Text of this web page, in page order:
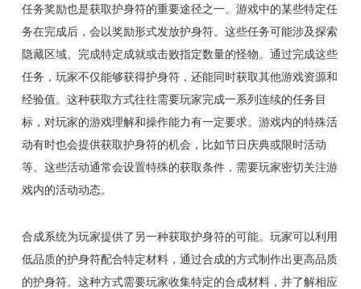
任务奖励也是获取护身符的重要途径之一。游戏中的某些特定任
务在完成后，会以奖励形式发放护身符。这些任务可能涉及探索
隐藏区域、完成特定成就或击败指定数量的怪物。通过完成这些
任务，玩家不仅能够获得护身符，还能同时获取其他游戏资源和
经验值。这种获取方式往往需要玩家完成一系列连续的任务目
标，对玩家的游戏理解和操作能力有一定要求。游戏内的特殊活
动有时也会提供获取护身符的机会，比如节日庆典或限时活动
等。这些活动通常会设置特殊的获取条件，需要玩家密切关注游
戏内的活动动态。
合成系统为玩家提供了另一种获取护身符的可能。玩家可以利用
低品质的护身符配合特定材料，通过合成的方式制作出更高品质
的护身符。这种方式需要玩家收集特定的合成材料，并了解相应